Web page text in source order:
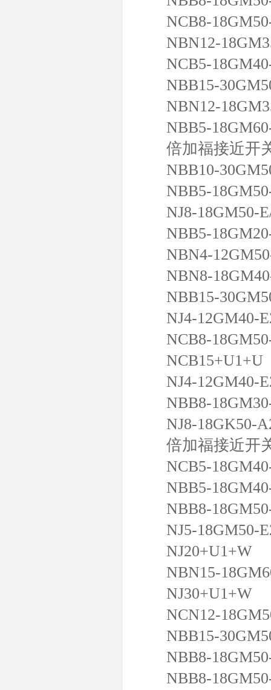
NCB8-
NBN12-
NCB5-
NBB15-
NBN12-
NBB5-
倍加福接近开
NBB10-
NBB5-
NJ8-18GM50-
NBB5-
NBN4-
NBN8-
NBB15-
NJ4-12GM40-
NCB8-
NCB15+U1+U
NJ4-12GM40-
NBB8-
NJ8-18GK50-
倍加福接近开
NCB5-
NBB5-
NBB8-
NJ5-18GM50-
NJ20+U1+W
NBN15-
NJ30+U1+W
NCN12-
NBB15-
NBB8-
NBB8-